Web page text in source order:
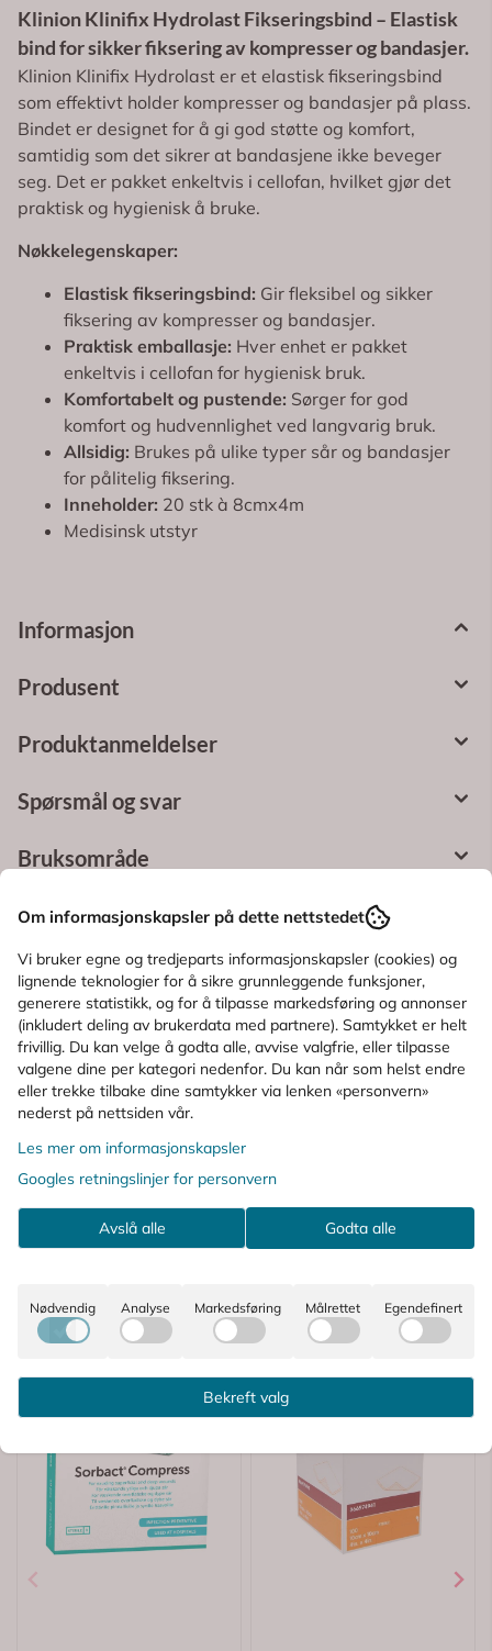
Informasjon
Klinion Klinifix Hydrolast Fikseringsbind – Elastisk
bind for sikker fiksering av kompresser og bandasjer.
Klinion Klinifix Hydrolast er et elastisk fikseringsbind
som effektivt holder kompresser og bandasjer på plass.
Bindet er designet for å gi god støtte og komfort,
samtidig som det sikrer at bandasjene ikke beveger
seg. Det er pakket enkeltvis i cellofan, hvilket gjør det
praktisk og hygienisk å bruke.
Nøkkelegenskaper:
Elastisk fikseringsbind: Gir fleksibel og sikker
fiksering av kompresser og bandasjer.
Praktisk emballasje: Hver enhet er pakket
enkeltvis i cellofan for hygienisk bruk.
Komfortabelt og pustende: Sørger for god
komfort og hudvennlighet ved langvarig bruk.
Allsidig: Brukes på ulike typer sår og bandasjer
for pålitelig fiksering.
Inneholder: 20 stk à 8cmx4m
Medisinsk utstyr
Produsent
Produktanmeldelser
Spørsmål og svar
Bruksområde
Ingredienser
KUNDER SOM SÅ PÅ DETTE SÅ OGSÅ
PÅ
Om informasjonskapsler på dette nettstedet
Vi bruker egne og tredjeparts informasjonskapsler (cookies) og
lignende teknologier for å sikre grunnleggende funksjoner,
generere statistikk, og for å tilpasse markedsføring og annonser
(inkludert deling av brukerdata med partnere). Samtykket er helt
frivillig. Du kan velge å godta alle, avvise valgfrie, eller tilpasse
valgene dine per kategori nedenfor. Du kan når som helst endre
eller trekke tilbake dine samtykker via lenken «personvern»
nederst på nettsiden vår.
Les mer om informasjonskapsler
Googles retningslinjer for personvern
Avslå alle Godta alle
Nødvendig Analyse Markedsføring Målrettet Egendefinert
Bekreft valg